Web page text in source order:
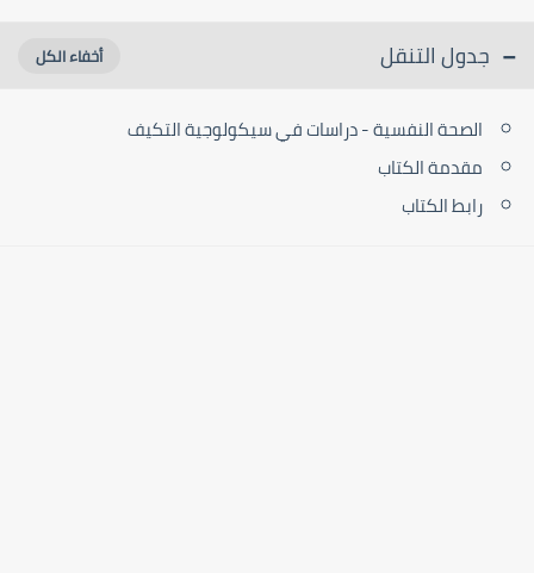
جدول التنقل
الصحة النفسية - دراسات في سيكولوجية التكيف
مقدمة الكتاب
رابط الكتاب